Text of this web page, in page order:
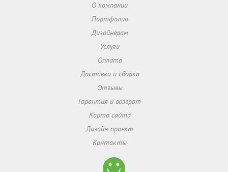
О компании
Портфолио
Дизайнерам
Услуги
Оплата
Доставка и сборка
Отзывы
Гарантия и возврат
Карта сайта
Дизайн-проект
Контакты